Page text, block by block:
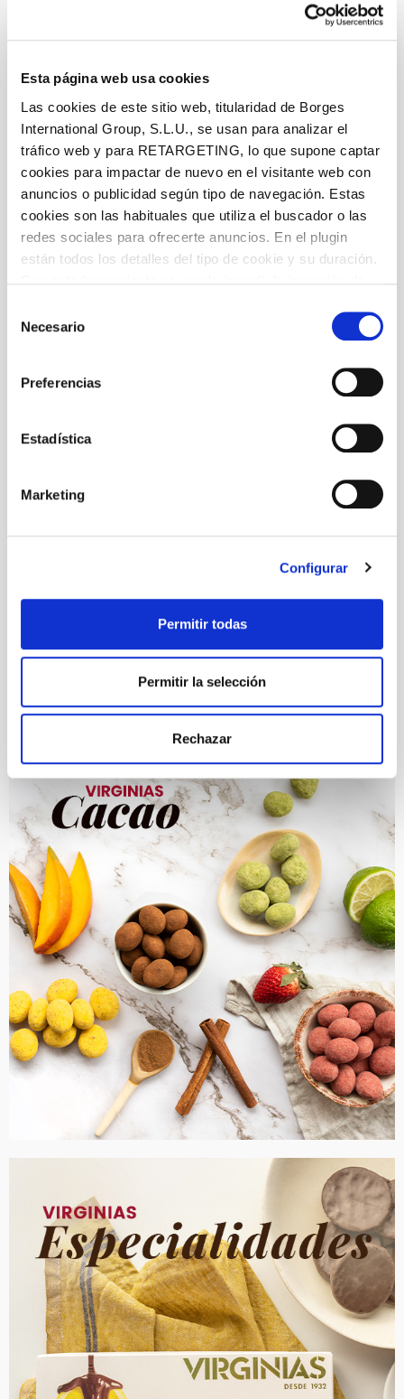
Esta página web usa cookies
Las cookies de este sitio web, titularidad de Borges
International Group, S.L.U., se usan para analizar el
tráfico web y para RETARGETING, lo que supone captar
cookies para impactar de nuevo en el visitante web con
anuncios o publicidad según tipo de navegación. Estas
cookies son las habituales que utiliza el buscador o las
redes sociales para ofrecerte anuncios. En el plugin
están todos los detalles del tipo de cookie y su duración.
la web aparece cómo evitar las cookies en el navegador.
Si se desea ver otra vez esta notificación navegar en
privado y aparecerá de nuevo. Le informamos que aún
no habiendo aceptado las cookies de analytics, Google
identifican de ninguna forma.
Necesario
Preferencias
Estadística
Marketing
Configurar
Permitir todas
Permitir la selección
Rechazar